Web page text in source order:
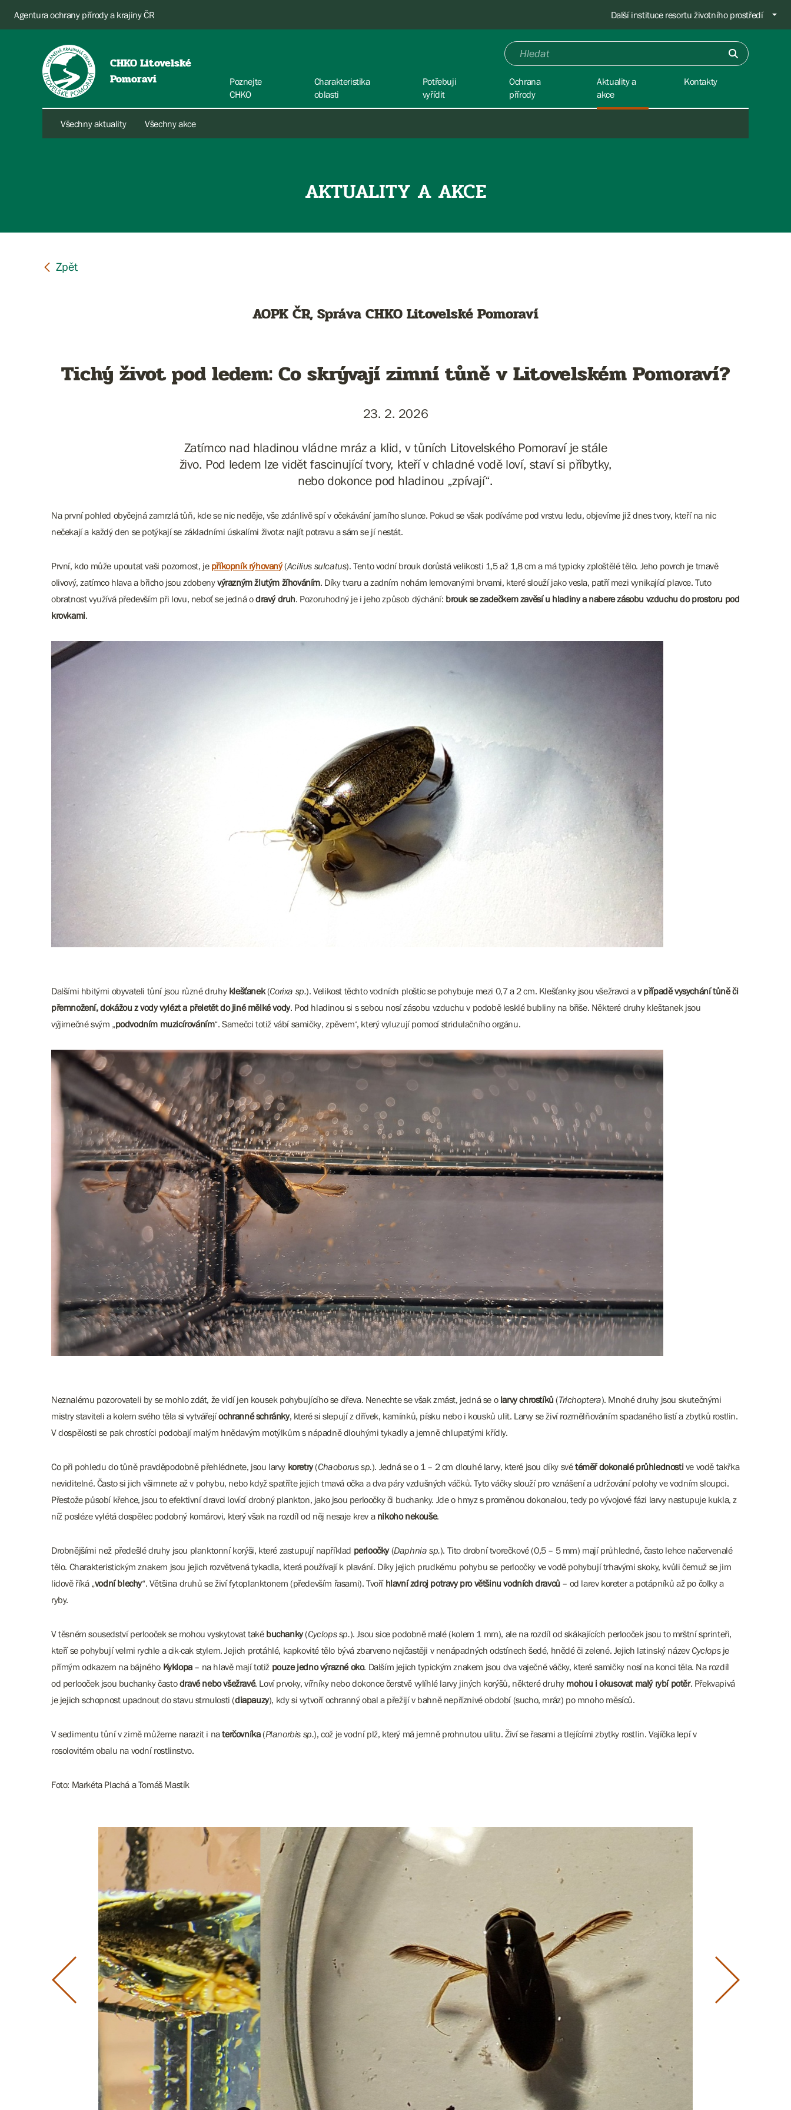
Agentura ochrany přírody a krajiny ČR Další instituce resortu životního prostředí
CHKO Litovelské
Pomoraví
Poznejte
CHKO
Charakteristika
oblasti
Potřebuji
vyřídit
Ochrana
přírody
Aktuality a
akce
Všechny aktuality Všechny akce
Kontakty
AKTUALITY A AKCE
AOPK ČR, Správa CHKO Litovelské Pomoraví
Tichý život pod ledem: Co skrývají zimní tůně v Litovelském Pomoraví?
23. 2. 2026
Zatímco nad hladinou vládne mráz a klid, v tůních Litovelského Pomoraví je stále
živo. Pod ledem lze vidět fascinující tvory, kteří v chladné vodě loví, staví si příbytky,
nebo dokonce pod hladinou „zpívají“.
Na první pohled obyčejná zamrzlá tůň, kde se nic neděje, vše zdánlivě spí v očekávání jarního slunce. Pokud se však podíváme pod vrstvu ledu, objevíme již dnes tvory, kteří na nic
nečekají a každý den se potýkají se základními úskalími života: najít potravu a sám se jí nestát.
První, kdo může upoutat vaši pozornost, je příkopník rýhovaný(Acilius sulcatus). Tento vodní brouk dorůstá velikosti 1,5 až 1,8 cm a má typicky zploštělé tělo. Jeho povrch je tmavě
olivový, zatímco hlava a břicho jsou zdobenyvýrazným žlutým žíhováním. Díky tvaru a zadním nohám lemovanými brvami, které slouží jako vesla, patří mezi vynikající plavce. Tuto
obratnost využívá především při lovu, neboť se jedná odravý druh. Pozoruhodný je i jeho způsob dýchání: brouk se zadečkem zavěsí u hladiny a nabere zásobu vzduchu do prostoru pod
krovkami.
Dalšími hbitými obyvateli tůní jsou různé druhy klešťanek(Corixa sp.). Velikost těchto vodních ploštic se pohybuje mezi 0,7 a 2 cm. Klešťanky jsou všežravci av případě vysychání tůně či
přemnožení, dokážou z vody vylézt a přeletět do jiné mělké vody. Pod hladinou si s sebou nosí zásobu vzduchu v podobě lesklé bubliny na břiše. Některé druhy kleštanek jsou
výjimečné svým „podvodním muzicírováním“. Samečci totiž vábí samičky‚ zpěvem‘, který vyluzují pomocí stridulačního orgánu.
Neznalému pozorovateli by se mohlo zdát, že vidí jen kousek pohybujícího se dřeva. Nenechte se však zmást, jedná se o larvy chrostíků (Trichoptera). Mnohé druhy jsou skutečnými
mistry staviteli a kolem svého těla si vytvářejíochranné schránky, které si slepují z dřívek, kamínků, písku nebo i kousků ulit. Larvy se živí rozmělňováním spadaného listí a zbytků rostlin.
V dospělosti se pak chrostíci podobají malým hnědavým motýlkům s nápadně dlouhými tykadly a jemně chlupatými křídly.
Co při pohledu do tůně pravděpodobně přehlédnete, jsou larvy koretry(Chaoborus sp.). Jedná se o 1 – 2 cm dlouhé larvy, které jsou díky svétéměř dokonalé průhlednostive vodě takřka
neviditelné. Často si jich všimnete až v pohybu, nebo když spatříte jejich tmavá očka a dva páry vzdušných váčků. Tyto váčky slouží pro vznášení a udržování polohy ve vodním sloupci.
Přestože působí křehce, jsou to efektivní dravci lovící drobný plankton, jako jsou perloočky či buchanky. Jde o hmyz s proměnou dokonalou, tedy po vývojové fázi larvy nastupuje kukla, z
níž posléze vylétá dospělec podobný komárovi, který však na rozdíl od něj nesaje krev a nikoho nekouše.
Drobnějšími než předešlé druhy jsou planktonní korýši, které zastupují například perloočky(Daphnia sp.). Tito drobní tvorečkové (0,5 – 5 mm) mají průhledné, často lehce načervenalé
tělo. Charakteristickým znakem jsou jejich rozvětvená tykadla, která používají k plavání. Díky jejich prudkému pohybu se perloočky ve vodě pohybují trhavými skoky, kvůli čemuž se jim
lidově říká „vodní blechy“. Většina druhů se živí fytoplanktonem (především řasami). Tvoří hlavní zdroj potravy pro většinu vodních dravců – od larev koreter a potápníků až po čolky a
ryby.
V těsném sousedství perlooček se mohou vyskytovat také buchanky(Cyclops sp.). Jsou sice podobně malé (kolem 1 mm), ale na rozdíl od skákajících perlooček jsou to mrštní sprinteři,
kteří se pohybují velmi rychle a cik-cak stylem. Jejich protáhlé, kapkovité tělo bývá zbarveno nejčastěji v nenápadných odstínech šedé, hnědé či zelené. Jejich latinský názevCyclopsje
přímým odkazem na bájného Kyklopa– na hlavě mají totiž pouze jedno výrazné oko. Dalším jejich typickým znakem jsou dva vaječné váčky, které samičky nosí na konci těla. Na rozdíl
od perlooček jsou buchanky častodravé nebo všežravé. Loví prvoky, vířníky nebo dokonce čerstvě vylíhlé larvy jiných korýšů, některé druhy mohou i okusovat malý rybí potěr. Překvapivá
je jejich schopnost upadnout do stavu strnulosti (diapauzy), kdy si vytvoří ochranný obal a přežijí v bahně nepříznivé období (sucho, mráz) po mnoho měsíců.
V sedimentu tůní v zimě můžeme narazit i naterčovníka(Planorbis sp.), což je vodní plž, který má jemně prohnutou ulitu. Živí se řasami a tlejícími zbytky rostlin. Vajíčka lepí v
rosolovitém obalu na vodní rostlinstvo.
Foto: Markéta Plachá a Tomáš Mastík